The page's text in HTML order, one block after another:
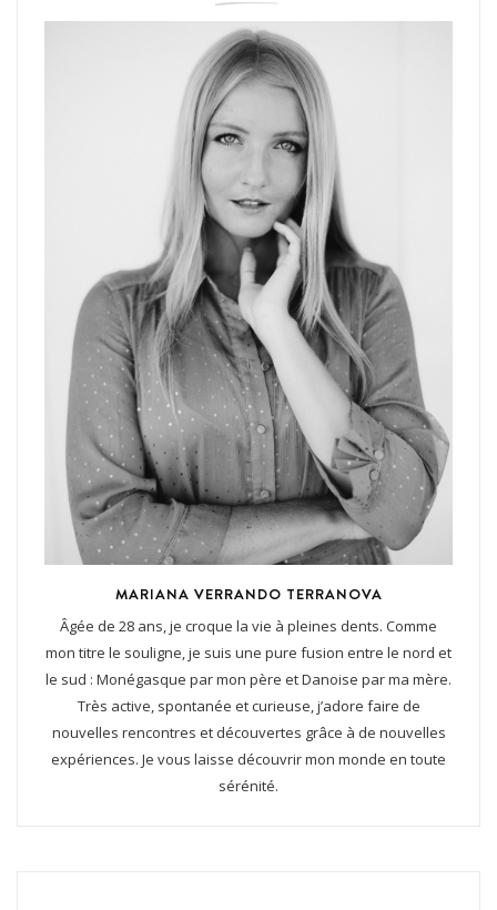
MARIANA VERRANDO TERRANOVA
Âgée de 28 ans, je croque la vie à pleines dents. Comme
mon titre le souligne, je suis une pure fusion entre le nord et
le sud : Monégasque par mon père et Danoise par ma mère.
Très active, spontanée et curieuse, j’adore faire de
nouvelles rencontres et découvertes grâce à de nouvelles
expériences. Je vous laisse découvrir mon monde en toute
sérénité.